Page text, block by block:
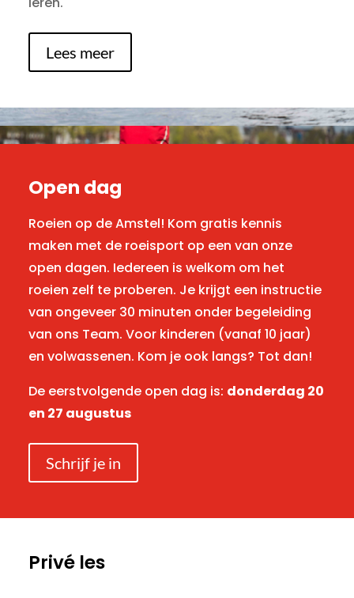
Lees meer
Open dag
Roeien op de Amstel! Kom gratis kennis
maken met de roeisport op een van onze
open dagen. Iedereen is welkom om het
roeien zelf te proberen. Je krijgt een instructie
van ongeveer 30 minuten onder begeleiding
van ons Team. Voor kinderen (vanaf 10 jaar)
en volwassenen. Kom je ook langs? Tot dan!
De eerstvolgende open dag is: donderdag 20
en 27 augustus
Schrijf je in
Privé les